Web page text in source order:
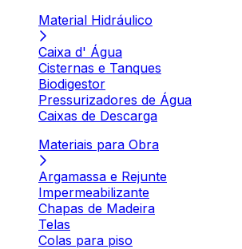
Material Hidráulico
Caixa d' Água
Cisternas e Tanques
Biodigestor
Pressurizadores de Água
Caixas de Descarga
Materiais para Obra
Argamassa e Rejunte
Impermeabilizante
Chapas de Madeira
Telas
Colas para piso